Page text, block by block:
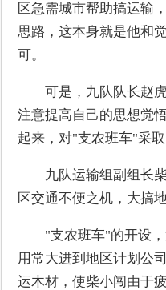
区急需城市帮助搞运输
思路，这本身就是他和
可。
可是，九队队长赵虎
注意提高自己的思想觉
起来，对"支农班车"采取
九队运输组副组长柴
区交通不便之机，大搞
"支农班车"的开设，
用常大进到地区计划公
运木材，使柴小闯由于